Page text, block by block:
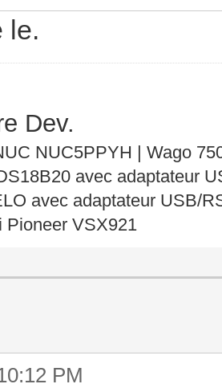
le.
Dev.
NUC5PPYH | Wago
avec adaptateur
avec adaptateur USB/
Pioneer VSX921
PM